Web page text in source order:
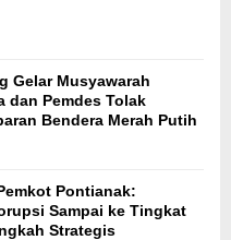
Gelar Musyawarah
dan Pemdes Tolak
Bendera Merah Putih
Pontianak:
Sampai ke Tingkat
Strategis